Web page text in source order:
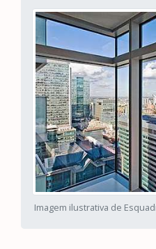
Imagem ilustrativa de